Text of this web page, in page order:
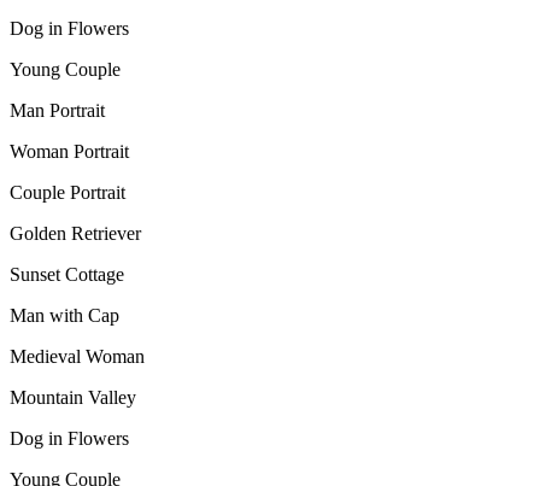
Dog in Flowers
Young Couple
Man Portrait
Woman Portrait
Couple Portrait
Golden Retriever
Sunset Cottage
Man with Cap
Medieval Woman
Mountain Valley
Dog in Flowers
Young Couple